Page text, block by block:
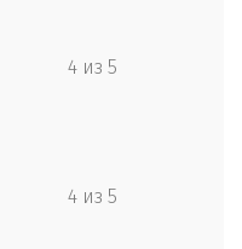
4 из 5
4 из 5